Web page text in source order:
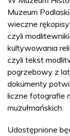
Muzeum
wieczne
czyli
kultywowania
czyli tekst
pogrzebowy z
dokumenty
liczne fotografie
muzułmańskich.
Udostępnione